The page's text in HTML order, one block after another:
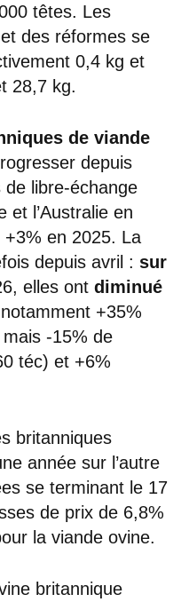
têtes. Les
des réformes se
0,4 kg et
28,7 kg.
de viande
depuis
de libre-échange
et l’Australie en
en 2025. La
depuis avril : sur
elles ont diminué
+35%
-15% de
téc) et +6%
britanniques
année sur l’autre
se terminant le 17
de prix de 6,8%
la viande ovine.
britannique